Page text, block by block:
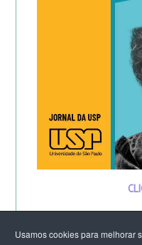
Usamos cookies para melhorar